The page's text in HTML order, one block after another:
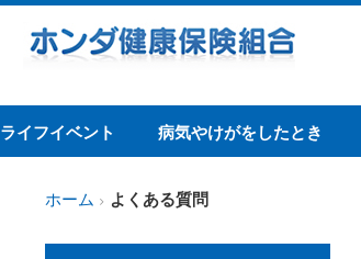
ライフイベント 病気やけがをしたとき
ホーム よくある質問